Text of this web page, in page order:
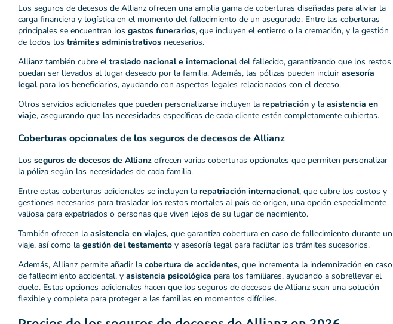
Los seguros de decesos de Allianz ofrecen una amplia gama de coberturas diseñadas para aliviar la
carga financiera y logística en el momento del fallecimiento de un asegurado. Entre las coberturas
principales se encuentran los gastos funerarios, que incluyen el entierro o la cremación, y la gestión
de todos los trámites administrativos necesarios.
Allianz también cubre el traslado nacional e internacionaldel fallecido, garantizando que los restos
puedan ser llevados al lugar deseado por la familia. Además, las pólizas pueden incluir asesoría
legalpara los beneficiarios, ayudando con aspectos legales relacionados con el deceso.
Otros servicios adicionales que pueden personalizarse incluyen la repatriación y la asistencia en
viaje, asegurando que las necesidades específicas de cada cliente estén completamente cubiertas​.
Coberturas opcionales de los seguros de decesos de Allianz
Los seguros de decesos de Allianz ofrecen varias coberturas opcionales que permiten personalizar
la póliza según las necesidades de cada familia.
Entre estas coberturas adicionales se incluyen la repatriación internacional, que cubre los costos y
gestiones necesarios para trasladar los restos mortales al país de origen, una opción especialmente
valiosa para expatriados o personas que viven lejos de su lugar de nacimiento.
También ofrecen la asistencia en viajes, que garantiza cobertura en caso de fallecimiento durante un
viaje, así como la gestión del testamento y asesoría legal para facilitar los trámites sucesorios.
Además, Allianz permite añadir la cobertura de accidentes, que incrementa la indemnización en caso
de fallecimiento accidental, y asistencia psicológica para los familiares, ayudando a sobrellevar el
duelo. Estas opciones adicionales hacen que los seguros de decesos de Allianz sean una solución
flexible y completa para proteger a las familias en momentos difíciles.